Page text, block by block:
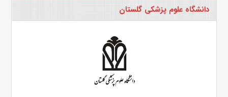
دانشگاه علوم پزشکی گلستان